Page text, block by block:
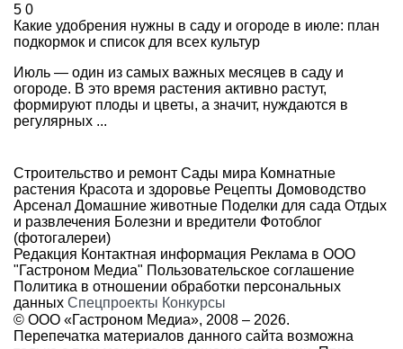
5 0
Какие удобрения нужны в саду и огороде в июле: план
подкормок и список для всех культур
Июль — один из самых важных месяцев в саду и
огороде. В это время растения активно растут,
формируют плоды и цветы, а значит, нуждаются в
регулярных ...
Строительство и ремонт Сады мира Комнатные
растения Красота и здоровье Рецепты Домоводство
Арсенал Домашние животные Поделки для сада Отдых
и развлечения Болезни и вредители Фотоблог
(фотогалереи)
Редакция Контактная информация Реклама в ООО
"Гастроном Медиа" Пользовательское соглашение
Политика в отношении обработки персональных
данных Спецпроекты Конкурсы
© ООО «Гастроном Медиа», 2008 – 2026.
Перепечатка материалов данного сайта возможна